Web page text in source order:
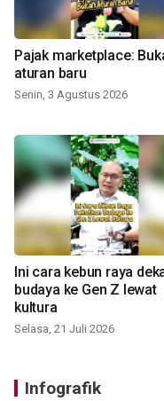
Pajak marketplace:
aturan baru
Senin, 3 Agustus 2026
Ini cara kebun raya
budaya ke Gen Z lewat
kultura
Selasa, 21 Juli 2026
Infografik